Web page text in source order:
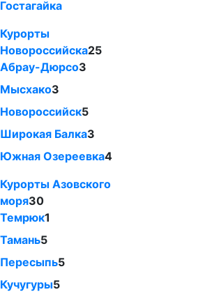
Гостагайка
Курорты
Новороссийска25
Абрау-Дюрсо3
Мысхако3
Новороссийск5
Широкая Балка3
Южная Озереевка4
Курорты Азовского
моря30
Темрюк1
Тамань5
Пересыпь5
Кучугуры5